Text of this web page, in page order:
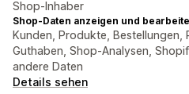
Shop-Inhaber
Shop-Daten anzeigen und
Kunden, Produkte, Bestellungen,
Guthaben, Shop-Analysen,
andere Daten
Details sehen